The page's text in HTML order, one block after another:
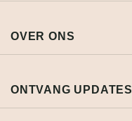
OVER ONS
ONTVANG UPDATES